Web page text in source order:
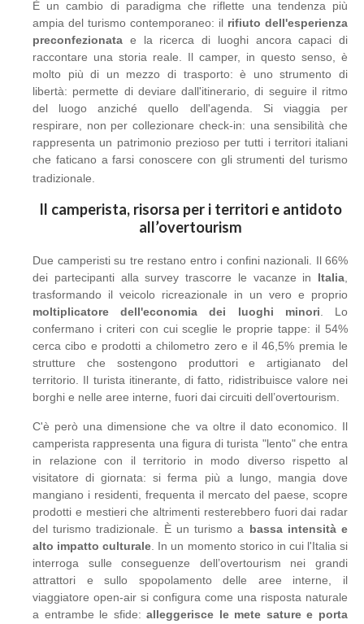
È un cambio di paradigma che riflette una tendenza più
ampia del turismo contemporaneo: il rifiuto dell'esperienza
preconfezionata e la ricerca di luoghi ancora capaci di
raccontare una storia reale. Il camper, in questo senso, è
molto più di un mezzo di trasporto: è uno strumento di
libertà: permette di deviare dall'itinerario, di seguire il ritmo
del luogo anziché quello dell'agenda. Si viaggia per
respirare, non per collezionare check-in: una sensibilità che
rappresenta un patrimonio prezioso per tutti i territori italiani
che faticano a farsi conoscere con gli strumenti del turismo
tradizionale.
Il camperista, risorsa per i territori e antidoto
all’overtourism
Due camperisti su tre restano entro i confini nazionali. Il 66%
dei partecipanti alla survey trascorre le vacanze in Italia
trasformando il veicolo ricreazionale in un vero e proprio
moltiplicatore dell'economia dei luoghi minori . Lo
confermano i criteri con cui sceglie le proprie tappe: il 54%
cerca cibo e prodotti a chilometro zero e il 46,5% premia le
strutture che sostengono produttori e artigianato del
territorio. Il turista itinerante, di fatto, ridistribuisce valore nei
borghi e nelle aree interne, fuori dai circuiti dell’overtourism.
C'è però una dimensione che va oltre il dato economico. Il
camperista rappresenta una figura di turista "lento" che entra
in relazione con il territorio in modo diverso rispetto al
visitatore di giornata: si ferma più a lungo, mangia dove
mangiano i residenti, frequenta il mercato del paese, scopre
prodotti e mestieri che altrimenti resterebbero fuori dai radar
del turismo tradizionale. È un turismo a bassa intensità e
alto impatto culturale . In un momento storico in cui l'Italia si
interroga sulle conseguenze dell’overtourism nei grandi
attrattori e sullo spopolamento delle aree interne, il
viaggiatore open-air si configura come una risposta naturale
a entrambe le sfide:alleggerisce le mete sature e porta